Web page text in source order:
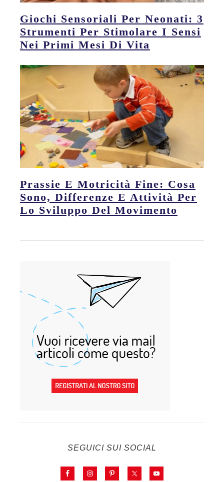
Giochi Sensoriali Per Neonati: 3
Strumenti Per Stimolare I Sensi
Nei Primi Mesi Di Vita
Prassie E Motricità Fine: Cosa
Sono, Differenze E Attività Per
Lo Sviluppo Del Movimento
SEGUICI SUI SOCIAL